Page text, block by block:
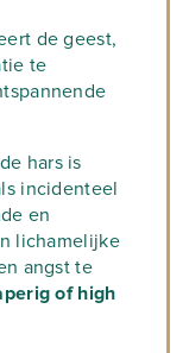
de geest,
te
hars is
incidenteel
en
lichamelijke
angst te
of high